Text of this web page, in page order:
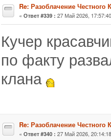
Re: Разоблачение Честного
« Ответ #339 : 27 Май 2026,
Кучер
по факту
клана
Re: Разоблачение Честного
« Ответ #340 : 27 Май 2026,